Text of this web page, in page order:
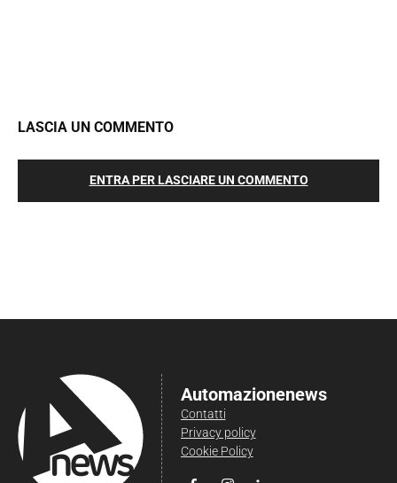
LASCIA UN COMMENTO
ENTRA PER LASCIARE UN COMMENTO
Automazionenews
Contatti
Privacy policy
Cookie Policy